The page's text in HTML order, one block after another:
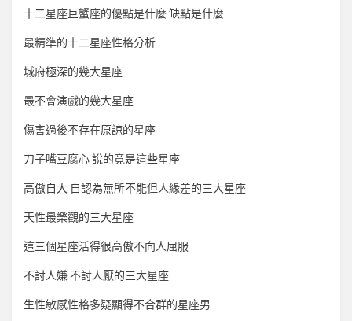
十二星座巨蟹座的優點是什麼 缺點是什麼
最精準的十二星座性格分析
城府極深的幾大星座
最不會演戲的幾大星座
傷害過後不存在原諒的星座
刀子嘴豆腐心 說的竟是這些星座
高傲自大 自認為無所不能但人緣差的三大星座
天性最樂觀的三大星座
這三個星座活得很高傲不向人屈服
不討人嫌 不討人厭的三大星座
生性敏感性格多疑顯得不合群的星座男